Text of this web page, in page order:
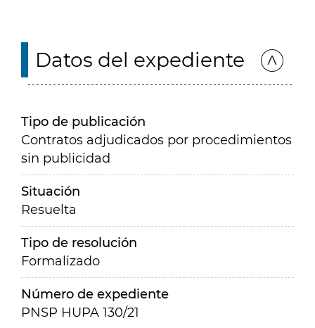
Datos del expediente
Tipo de publicación
Contratos adjudicados por procedimientos
sin publicidad
Situación
Resuelta
Tipo de resolución
Formalizado
Número de expediente
PNSP HUPA 130/21